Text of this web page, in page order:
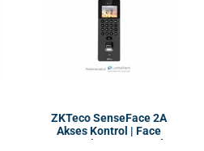
ZKTeco SenseFace 2A
Akses Kontrol | Face
Recognation, RFID EM dan